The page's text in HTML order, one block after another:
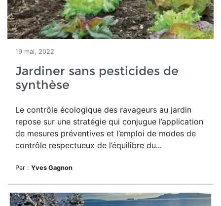
19 mai, 2022
Jardiner sans pesticides de
synthèse
Le contrôle écologique des ravageurs au jardin
repose sur une stratégie qui conjugue l’application
de mesures préventives et l’emploi de modes de
contrôle respectueux de l’équilibre du...
Par : Yves Gagnon